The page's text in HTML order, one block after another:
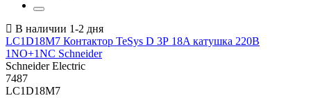
LC1D18M7 Контактор TeSys D 3Р 18A катушка 220В
1NO+1NC Schneider
Schneider Electric
7487
LC1D18M7